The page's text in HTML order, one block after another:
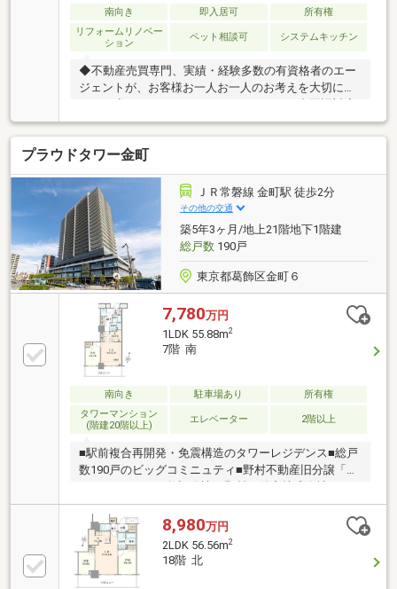
南向き 即入居可
所有権
リフォームリノベー
ション
ペット相談可 システムキッチン
◆不動産売買専門、実績・経験多数の有資格者のエー
ジェントが、お客様お一人お一人のお考えを大切にし
ます。◆English Speaking Staff Available/中国語対応
■頭金０円からのご購入可能です■（諸費用もOK）
【東宝ハウス東京】提携住宅ローン 下記が全て付帯
（金利上乗せ無し）(1) 【がん団体生命保険】(2)
【金消契約時の印紙代不要】【ガン100％保障団信】
＋【全疾病保障】 ※金融機関との提携で驚きの低金
利と保障を実現しました。
プラウドタワー金町
ＪＲ常磐線 金町駅 徒歩2分
その他の交通
築5年3ヶ月/地上21階地下1階建
総戸数190戸
東京都葛飾区金町６
7,780万円
1LDK 55.88m2
7階 南
南向き 駐車場あり
所有権
タワーマンション
(階建20階以上)
エレベーター 2階以上
■駅前複合再開発・免震構造のタワーレジデンス■総戸
数190戸のビッグコミニュティ■野村不動産旧分譲「プ
施工：戸田建設株式会社■JR常磐線「金町」駅徒歩2分
■2021年6月竣工・〈21階建・7階部分〉■ホテルライ
クな内廊下設計■専有面積55.88m2＜1LDK+WIC＞■シ
ステム収納＋WIC■ペット飼育可（細則あり）
8,980万円
2LDK 56.56m2
18階 北